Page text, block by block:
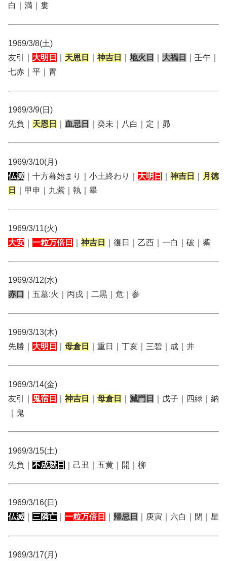
白｜満｜婁
1969/3/8(土)
友引｜ 大明日 天恩日 神吉日 地火日 大禍日
｜壬午｜
七赤｜平｜胃
1969/3/9(日)
先負｜ 天恩日 血忌日 ｜癸未｜八白｜定｜昴
1969/3/10(月)
仏滅 ｜十方暮始まり｜小土終わり｜ 大明日 神吉日
月徳
日
｜甲申｜九紫｜執｜畢
1969/3/11(火)
大安
一粒万倍日 神吉日 ｜復日｜乙酉｜一白｜破｜觜
1969/3/12(水)
赤口
｜五墓:火｜丙戌｜二黒｜危｜参
1969/3/13(木)
先勝｜ 大明日 母倉日 ｜重日｜丁亥｜三碧｜成｜井
1969/3/14(金)
友引｜
鬼宿日 神吉日 母倉日 滅門日
｜戊子｜四緑｜納
｜鬼
1969/3/15(土)
先負｜ 不成就日 ｜己丑｜五黄｜開｜柳
1969/3/16(日)
仏滅
三隣亡 一粒万倍日 帰忌日 ｜庚寅｜六白｜閉｜星
1969/3/17(月)